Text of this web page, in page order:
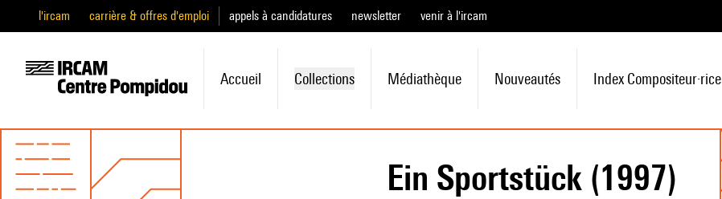
l'ircam carrière & offres d'emploi appels à candidatures newsletter venir à l'ircam
Accueil Collections Médiathèque Nouveautés Index Compositeur·rice
Ein Sportstück (1997)